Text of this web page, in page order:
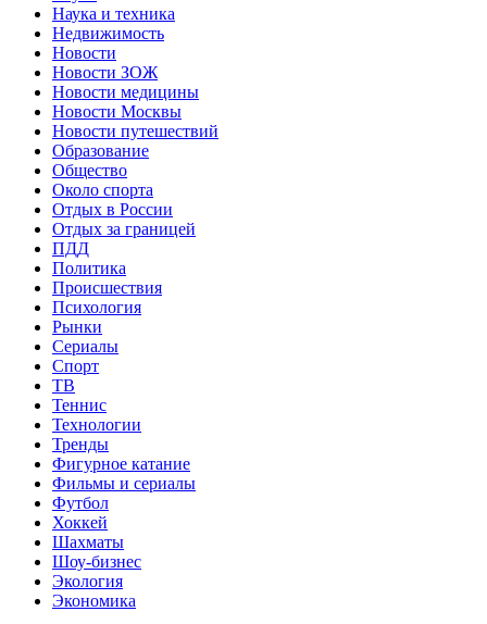
Наука и техника
Недвижимость
Новости
Новости ЗОЖ
Новости медицины
Новости Москвы
Новости путешествий
Образование
Общество
Около спорта
Отдых в России
Отдых за границей
ПДД
Политика
Происшествия
Психология
Рынки
Сериалы
Спорт
ТВ
Теннис
Технологии
Тренды
Фигурное катание
Фильмы и сериалы
Футбол
Хоккей
Шахматы
Шоу-бизнес
Экология
Экономика